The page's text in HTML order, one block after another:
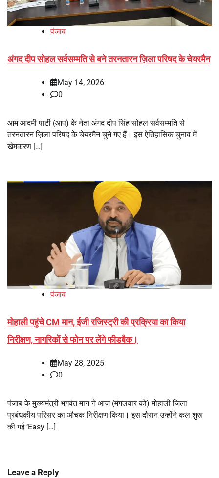
पंजाब
अंगद दीप सोहल सर्वसम्मति से बने तरनतारन ज़िला परिषद के चेयरमैन
May 14, 2026
0
आम आदमी पार्टी (आप) के नेता अंगद दीप सिंह सोहल सर्वसम्मति से
तरनतारन ज़िला परिषद के चेयरमैन चुने गए हैं। इस ऐतिहासिक चुनाव में
खेमकरण […]
पंजाब
मोहाली पहुंचे CM मान, ईजी रजिस्ट्री की प्रक्रिया का किया
निरीक्षण, नागरिकों से फोन पर लेंगे फीडबैक।
May 28, 2025
0
पंजाब के मुख्यमंत्री भगवंत मान ने आज (मंगलवार को) मोहाली जिला
प्रबंधकीय परिसर का औचक निरीक्षण किया। इस दौरान उन्होंने कल शुरू
की गई ‘Easy […]
Leave a Reply